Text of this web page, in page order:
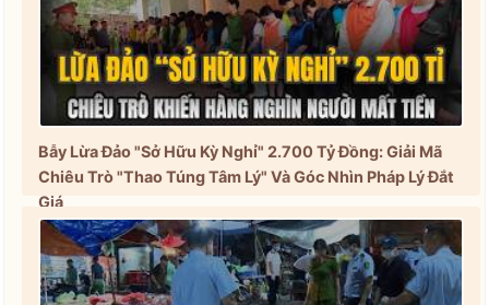
Bẫy Lừa Đảo "Sở Hữu Kỳ Nghỉ" 2.700 Tỷ Đồng: Giải Mã
Chiêu Trò "Thao Túng Tâm Lý" Và Góc Nhìn Pháp Lý Đắt
Giá